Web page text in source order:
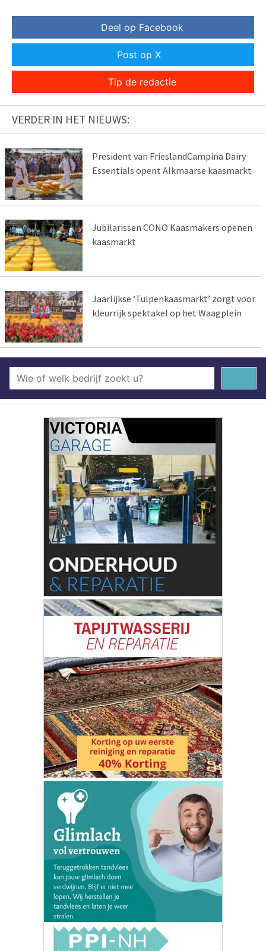
Deel op Facebook
Post op X
Tip de redactie
VERDER IN HET NIEUWS:
President van FrieslandCampina Dairy
Essentials opent Alkmaarse kaasmarkt
Jubilarissen CONO Kaasmakers openen
kaasmarkt
Jaarlijkse ‘Tulpenkaasmarkt’ zorgt voor
kleurrijk spektakel op het Waagplein